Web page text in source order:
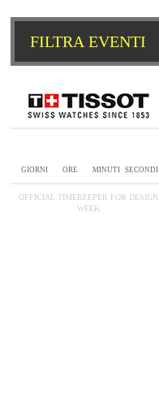
GIORNI ORE MINUTI SECONDI
OFFICIAL TIMEKEEPER FOR DESIGN
WEEK